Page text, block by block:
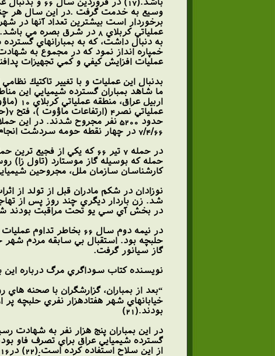
وسيع به خدمت گرفت .در اين سال هر
عملياتي كربلاي 8 در شرق
عمليات افزايش كيفي و كمي تجهيزات
بدنبال اين عمليات و با تغيير تاكتيك
7/4/66 در چهار نقطه حومه سردشت انجام گرديد.
كارشناسان سازمان ملل، مجروحين شيميايي زن و مرد سالخورده 70 ساله تا اشخاص جوان و
در بخش آي سي يو تحت مراقبت بودند
حلبچه بود. استقبال بي سابقه مردم شهر
گاز سيانور گرفت.
نويسنده كتاب سوداگري مرگ درباره اين
“بعد از بمباران، گزارشگران با صحنه
خيابانهاي شهر هفتادهزار نفري حلبچه
بودند.(21)